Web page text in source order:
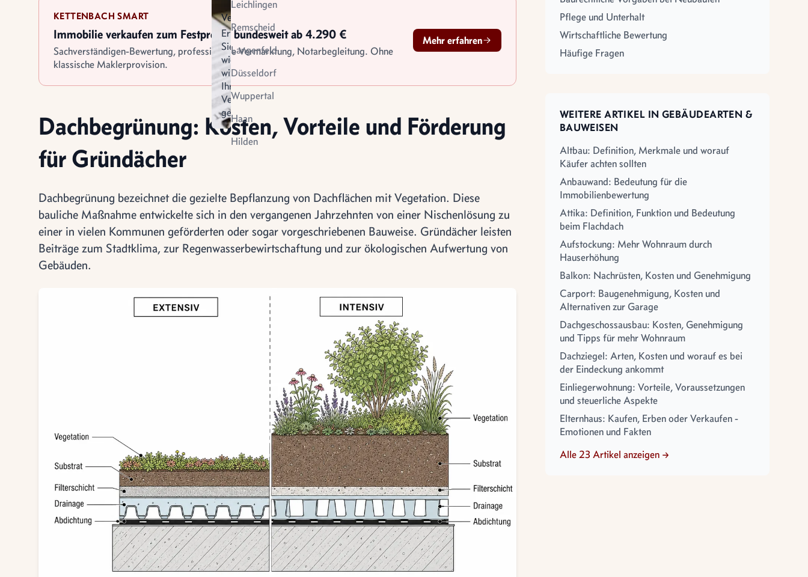
Verkauf
Erfahren
Sie
wie
wir
Ihren
Verkauf
gestalten
Vermietung
Virtuelle
Besichtigung
Leichlingen
Remscheid
Langenfeld
Düsseldorf
Wuppertal
Haan
Hilden
KETTENBACH SMART
Immobilie verkaufen zum Festpreis - bundesweit ab 4.290 €
Sachverständigen-Bewertung, professionelle Vermarktung, Notarbegleitung. Ohne
klassische Maklerprovision.
Mehr erfahren
Dachbegrünung: Kosten, Vorteile und Förderung
für Gründächer
Dachbegrünung bezeichnet die gezielte Bepflanzung von Dach­flächen mit Vegetation. Diese
bauliche Maßnahme entwickelte sich in den vergangenen Jahrzehnten von einer Nischenlösung zu
einer in vielen Kommunen geförderten oder sogar vorgeschriebenen Bauweise. Gründächer leisten
Beiträge zum Stadtklima, zur Regenwasserbewirtschaftung und zur ökologischen Aufwertung von
Gebäuden.
Pflege und Unterhalt
Wirtschaftliche Bewertung
Häufige Fragen
WEITERE ARTIKEL IN GEBÄUDEARTEN &
BAUWEISEN
Altbau: Definition, Merkmale und worauf
Käufer achten sollten
Anbauwand: Bedeutung für die
Immobilienbewertung
Attika: Definition, Funktion und Bedeutung
beim Flachdach
Aufstockung: Mehr Wohnraum durch
Hauserhöhung
Balkon: Nachrüsten, Kosten und Genehmigung
Carport: Baugenehmigung, Kosten und
Alternativen zur Garage
Dachgeschossausbau: Kosten, Genehmigung
und Tipps für mehr Wohnraum
Dachziegel: Arten, Kosten und worauf es bei
der Eindeckung ankommt
Einliegerwohnung: Vorteile, Voraussetzungen
und steuerliche Aspekte
Elternhaus: Kaufen, Erben oder Verkaufen -
Emotionen und Fakten
Alle 23 Artikel anzeigen →